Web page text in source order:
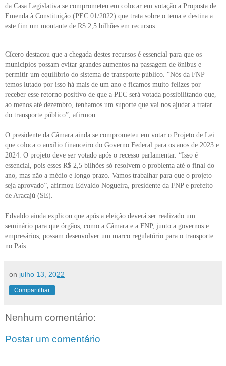
da Casa Legislativa se comprometeu em colocar em votação a Proposta de
Emenda à Constituição (PEC 01/2022) que trata sobre o tema e destina a
este fim um montante de R$ 2,5 bilhões em recursos.
Cícero destacou que a chegada destes recursos é essencial para que os
municípios possam evitar grandes aumentos na passagem de ônibus e
permitir um equilíbrio do sistema de transporte público. “Nós da FNP
temos lutado por isso há mais de um ano e ficamos muito felizes por
receber esse retorno positivo de que a PEC será votada possibilitando que,
ao menos até dezembro, tenhamos um suporte que vai nos ajudar a tratar
do transporte público”, afirmou.
O presidente da Câmara ainda se comprometeu em votar o Projeto de Lei
que coloca o auxílio financeiro do Governo Federal para os anos de 2023 e
2024. O projeto deve ser votado após o recesso parlamentar. “Isso é
essencial, pois esses R$ 2,5 bilhões só resolvem o problema até o final do
ano, mas não a médio e longo prazo. Vamos trabalhar para que o projeto
seja aprovado”, afirmou Edvaldo Nogueira, presidente da FNP e prefeito
de Aracajú (SE).
Edvaldo ainda explicou que após a eleição deverá ser realizado um
seminário para que órgãos, como a Câmara e a FNP, junto a governos e
empresários, possam desenvolver um marco regulatório para o transporte
no País.
on julho 13, 2022
Compartilhar
Nenhum comentário:
Postar um comentário